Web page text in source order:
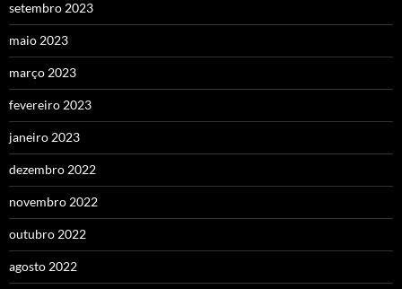
setembro 2023
maio 2023
março 2023
fevereiro 2023
janeiro 2023
dezembro 2022
novembro 2022
outubro 2022
agosto 2022